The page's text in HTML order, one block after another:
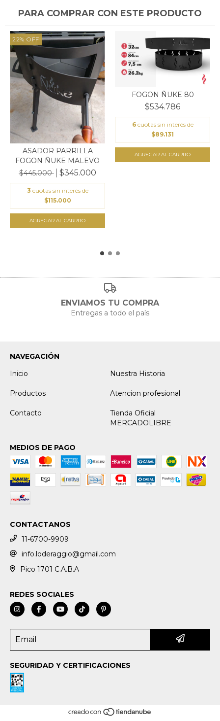
PARA COMPRAR CON ESTE PRODUCTO
22% OFF
ASADOR PARRILLA
FOGON ÑUKE MALEVO
$445.000
$345.000
3 cuotas sin interés de
$115.000
AGREGAR AL CARRITO
FOGON ÑUKE 80
$534.786
6 cuotas sin interés de
$89.131
AGREGAR AL CARRITO
ENVIAMOS TU COMPRA
Entregas a todo el país
NAVEGACIÓN
Inicio
Nuestra Historia
Productos Atencion profesional
Contacto
Tienda Oficial
MERCADOLIBRE
MEDIOS DE PAGO
CONTACTANOS
11-6700-9909
info.loderaggio@gmail.com
Pico 1701 C.A.B.A
REDES SOCIALES
SEGURIDAD Y CERTIFICACIONES